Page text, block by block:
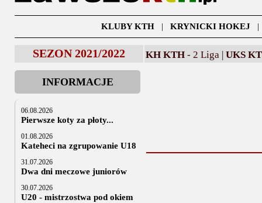
KLUBY KTH| KRYNICKI HOKEJ
SEZON 2021/2022 KH KTH - 2 Liga | UKS
INFORMACJE
06.08.2026
Pierwsze koty za płoty...
01.08.2026
Kateheci na zgrupowanie U18
31.07.2026
Dwa dni meczowe juniorów
30.07.2026
U20 - mistrzostwa pod okiem